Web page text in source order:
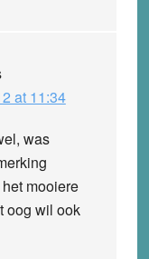
at 11:34
was
mooiere
oog wil ook